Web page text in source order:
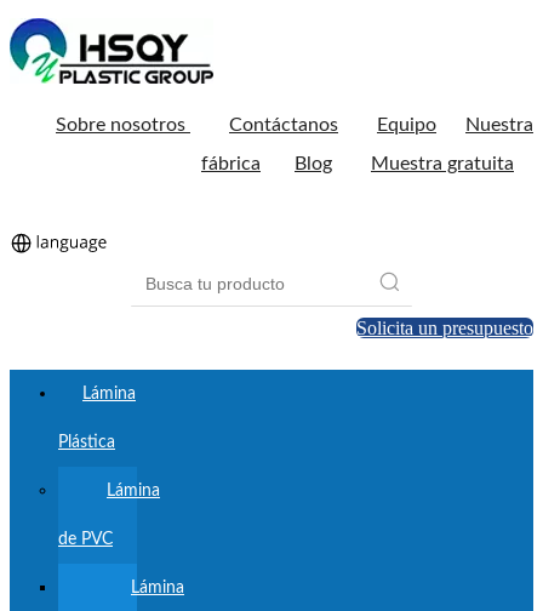
Sobre nosotros Contáctanos Equipo
Nuestra
fábrica
Blog Muestra gratuita
Solicita un presupuesto
Lámina
Plástica
Lámina
de PVC
Lámina